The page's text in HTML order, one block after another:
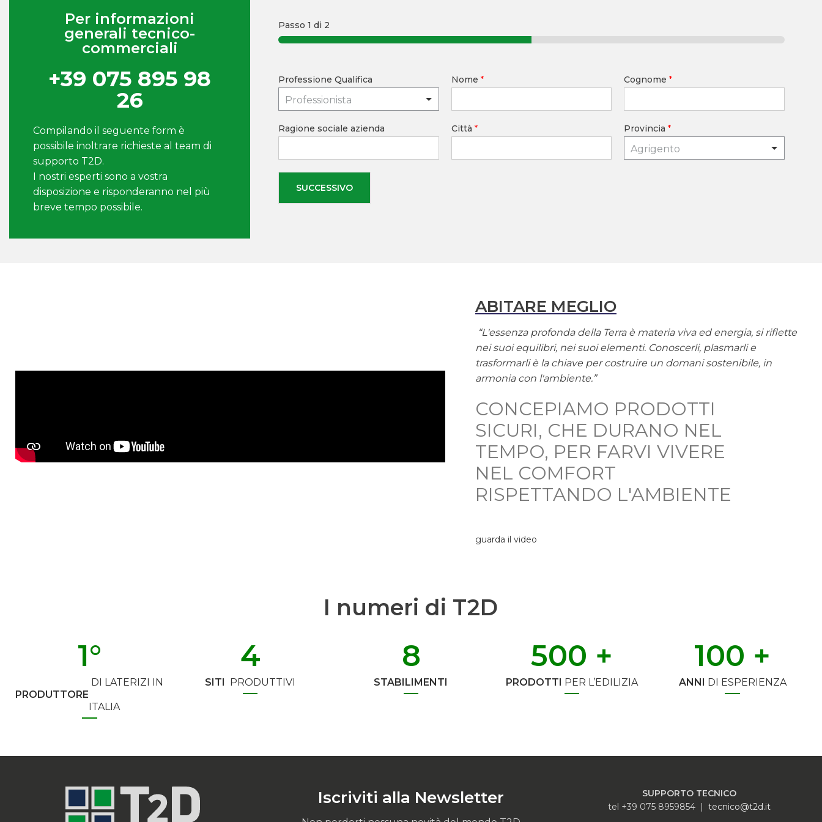
Per informazioni
generali tecnico-
commerciali
+39 075 895 98
26
Compilando il seguente form è
possibile inoltrare richieste al team di
supporto T2D.
I nostri esperti sono a vostra
disposizione e risponderanno nel più
breve tempo possibile.
Passo1 di 2
Professione Qualifica
Professionista
Nome * Cognome*
Ragione sociale azienda Città * Provincia*
Agrigento
SUCCESSIVO
ABITARE MEGLIO
“L'essenza profonda della Terra è materia viva ed energia, si riflette
nei suoi equilibri, nei suoi elementi. Conoscerli, plasmarli e
trasformarli è la chiave per costruire un domani sostenibile, in
armonia con l'ambiente.”
CONCEPIAMO PRODOTTI
SICURI, CHE DURANO NEL
TEMPO, PER FARVI VIVERE
NEL COMFORT
RISPETTANDO L'AMBIENTE
guarda il video
I numeri di T2D
PRODUTTORE
DI LATERIZI IN
ITALIA
1°
SITI PRODUTTIVI
4
STABILIMENTI
8
PRODOTTI PER L’EDILIZIA
500 +
ANNI DI ESPERIENZA
100 +
Iscriviti alla Newsletter
SUPPORTO TECNICO
tel +39 075 8959854 | tecnico@t2d.it